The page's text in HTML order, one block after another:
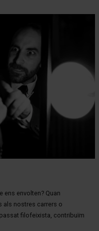
ens envolten? Quan
als nostres carrers o
filofeixista, contribuïm